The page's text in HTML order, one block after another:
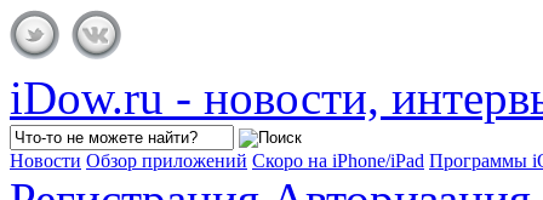
iDow.ru - новости,
Новости Обзор приложений Скоро на iPhone/iPad Программы